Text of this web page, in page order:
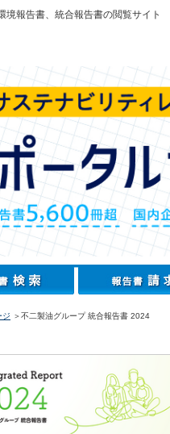
報告書、統合報告書の閲覧サイト
ジ ＞不二製油グループ 統合報告書 2024